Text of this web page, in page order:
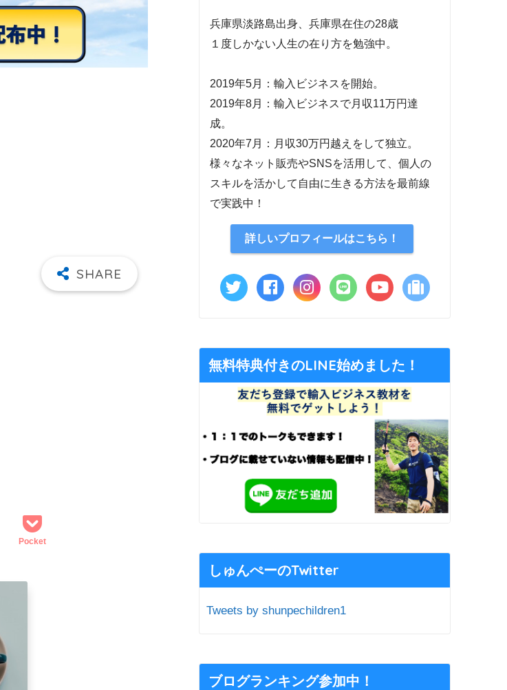
Pocket
兵庫県淡路島出身、兵庫県在住の28歳
１度しかない人生の在り方を勉強中。
2019年5月：輸入ビジネスを開始。
2019年8月：輸入ビジネスで月収11万円達
成。
2020年7月：月収30万円越えをして独立。
様々なネット販売やSNSを活用して、個人の
スキルを活かして自由に生きる方法を最前線
で実践中！
詳しいプロフィールはこちら！
無料特典付きのLINE始めました！
しゅんぺーのTwitter
Tweets by shunpechildren1
ブログランキング参加中！